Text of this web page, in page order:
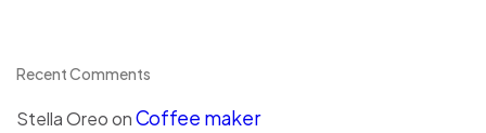
Recent Comments
Stella OreoonCoffee maker